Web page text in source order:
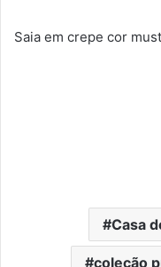
Saia em crepe cor
Casa
coleção